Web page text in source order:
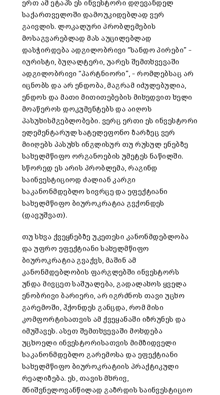
ერთ ამ ეტაპს ეს ინვესტორი დღევანდელ
საქართველოში დამოუკიდებლად ვერ
გაივლის. ლოკალური პრობლემების
მოსაგვარებლად მას აუცილებლად
დასჭირდება ადგილობრივი “სანდო პირები” –
იურისტი, ბუღალტერი, უარეს შემთხვევაში
ადგილობრივი “პარტნიორი”, – რომლებსაც არ
იცნობს და არ ენდობა, მაგრამ იძულებულია,
ენდოს და მათი მითითებების მიხედვით ხელი
მოაწეროს დოკუმენტებს და აიღოს
პასუხისმგებლობები. ვერც ერთი ეს ინვესტორი
ელემენტარულ სატელეფონო ზარზეც ვერ
მიიღებს პასუხს ინგლისურ თუ რუსულ ენებზე
სახელმწიფო ორგანოების უმეტეს ნაწილში.
სწორედ ეს არის პრობლემა, რაგინდ
საინვესტიციოდ ძალიან კარგი
საკანონმდებლო სივრცე და ეფექტიანი
სახელმწიფო ბიუროკრატია გვქონდეს
(დავუშვათ).
თუ სხვა ქვეყნებზე უკეთესი კანონმდებლობა
და უფრო ეფექტიანი სახელმწიფო
ბიუროკრატია გვაქვს, მაშინ ამ
კანონმდებლობის ფარგლებში ინვესტორს
უნდა მივცეთ საშუალება, გადალახოს ყველა
ენობრივი ბარიერი, არ იგრძნოს თავი უცხო
გარემოში, ჰქონდეს განცდა, რომ მისი
კომფორტისათვის ამ ქვეყანაში იზრუნეს და
იმუშავეს. ასეთ შემთხვევაში მოხდება
უცხოელი ინვესტორისათვის მიმზიდველი
საკანონმდებლო გარემოსა და ეფექტიანი
სახელმწიფო ბიუროკრატიის პრაქტიკული
რეალიზება. ეს, თავის მხრივ,
მნიშვნელოვანწილად გაზრდის საინვესტიციო